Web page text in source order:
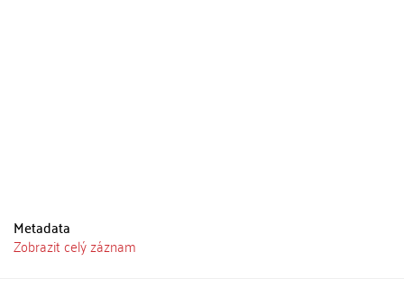
Metadata
Zobrazit celý záznam